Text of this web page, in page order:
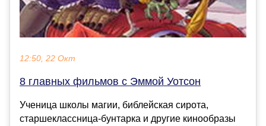
12:50, 22 Окт
8 главных фильмов с Эммой Уотсон
Ученица школы магии, библейская сирота,
старшеклассница-бунтарка и другие кинообразы